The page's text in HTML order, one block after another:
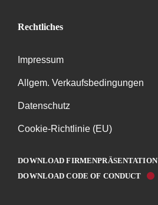
Rechtliches
Impressum
Allgem. Verkaufsbedingungen
Datenschutz
Cookie-Richtlinie (EU)
DOWNLOAD FIRMENPRÄSENTATION
DOWNLOAD CODE OF CONDUCT